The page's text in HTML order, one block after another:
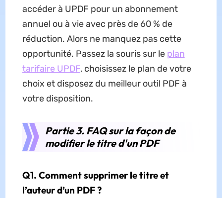
accéder à UPDF pour un abonnement
annuel ou à vie avec près de 60 % de
réduction. Alors ne manquez pas cette
opportunité. Passez la souris sur le plan
tarifaire UPDF, choisissez le plan de votre
choix et disposez du meilleur outil PDF à
votre disposition.
Partie 3. FAQ sur la façon de
modifier le titre d'un PDF
Q1. Comment supprimer le titre et
l’auteur d’un PDF ?